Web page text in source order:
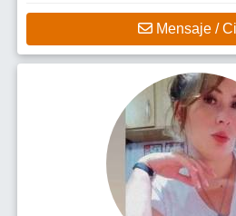
Mensaje /